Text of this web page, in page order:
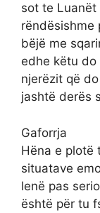
sot te
rëndësishme
bëjë me
edhe këtu do
njerëzit që
jashtë derës
Gaforrja
Hëna e plotë
situatave
lenë pas
është për tu